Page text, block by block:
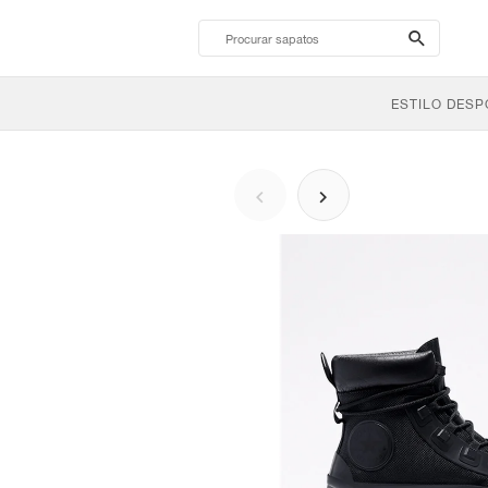
search-
btn
ESTILO